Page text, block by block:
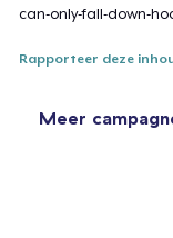
can-only-fall-down-
Rapporteer deze
Meer